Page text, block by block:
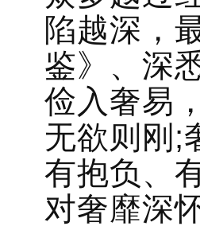
陷越深，
鉴》、深
俭入奢易
无欲则刚;
有抱负、
对奢靡深